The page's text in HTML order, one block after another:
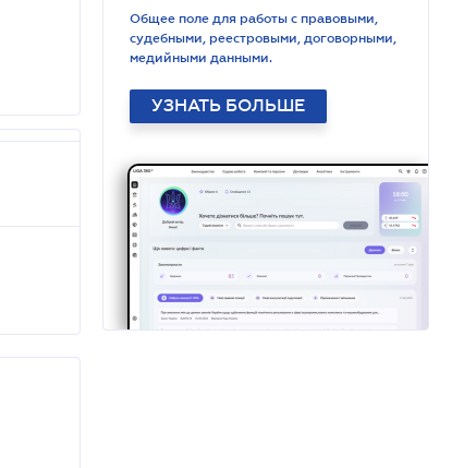
Общее поле для работы с правовыми,
судебными, реестровыми, договорными,
медийными данными.
УЗНАТЬ БОЛЬШЕ